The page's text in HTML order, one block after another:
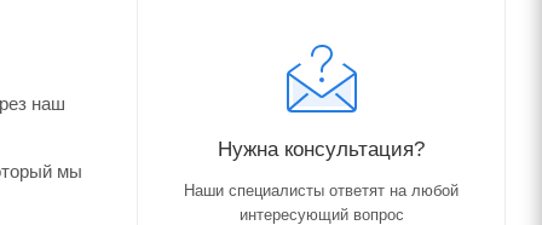
наш
мы
Нужна консультация?
Наши специалисты ответят на любой
интересующий вопрос